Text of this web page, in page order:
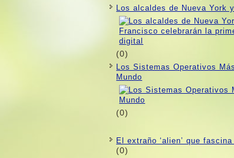
Los alcaldes de Nueva York
(0)
Los Sistemas Operativos
Mundo
(0)
El extraño ‘alien’ que
(0)